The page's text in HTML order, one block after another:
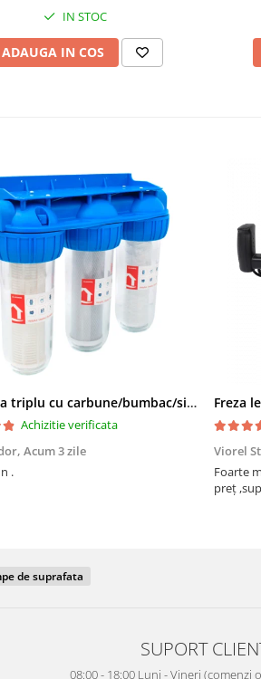
IN STOC
ADAUGA IN COS
Filtru apa triplu cu carbune/bumbac/sita 3x3/4"*10
Achizitie verificata
Acum 3 zile
.
Viorel
Foarte mulțumit, își
preț
de suprafata
SUPORT
08:00 - 18:00 Luni - Vineri (comenzi